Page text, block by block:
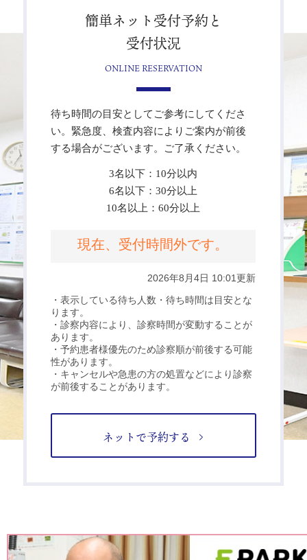
簡単ネット受付予約と
受付状況
ONLINE RESERVATION
待ち時間の目安としてご参考にしてくださ
い。緊急度、検査内容によりご案内が前後
する場合がございます。ご了承ください。
3名以下：10分以内
6名以下：30分以上
10名以上：60分以上
ネットで予約する